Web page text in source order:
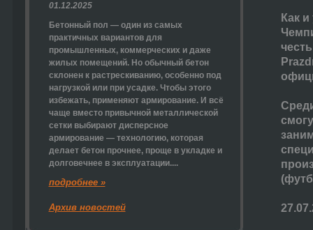
Как
01.12.2025
Бетонный пол — один из самых
практичных вариантов для
промышленных, коммерческих и даже
жилых помещений. Но обычный бетон
склонен к растрескиванию, особенно под
нагрузкой или при усадке. Чтобы этого
избежать, применяют армирование. И всё
чаще вместо привычной металлической
сетки выбирают дисперсное
армирование — технологию, которая
делает бетон прочнее, проще в укладке и
долговечнее в эксплуатации....
подробнее »
Архив новостей